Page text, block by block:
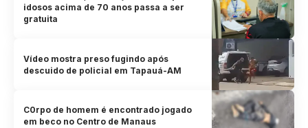
idosos acima de 70 anos passa a ser
gratuita
Vídeo mostra preso fugindo após
descuido de policial em Tapauá-AM
C0rpo de homem é encontrado jogado
em beco no Centro de Manaus